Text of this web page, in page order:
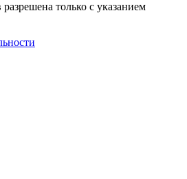
только с указанием